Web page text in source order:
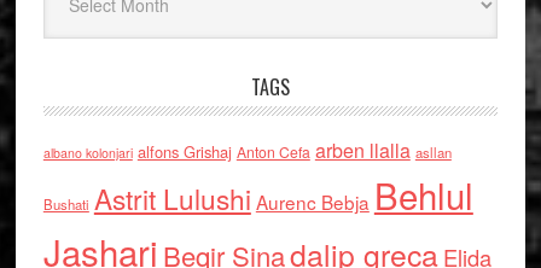
TAGS
albano kolonjari alfons Grishaj Anton Cefa arben llalla asllan
Bushati Astrit Lulushi Aurenc Bebja Behlul
Jashari Beqir Sinadalip grecaElida